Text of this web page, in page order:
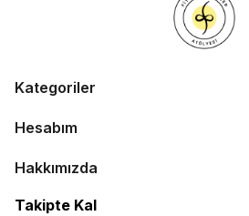
Kategoriler
Hesabım
Hakkımızda
Takipte Kal